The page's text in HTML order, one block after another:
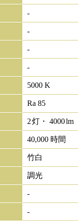
-
-
-
-
5000 K
Ra 85
2灯・ 4000lm
40,000 時間
竹白
調光
-
-